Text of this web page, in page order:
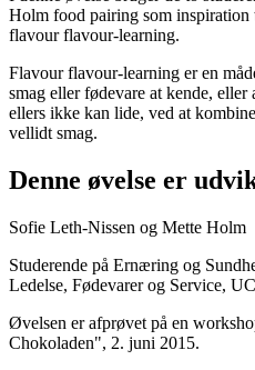
Holm food pairing som inspiration
flavour flavour-learning.
Flavour flavour-learning er en
smag eller fødevare at kende, eller
ellers ikke kan lide, ved at
vellidt smag.
Denne øvelse er
Sofie Leth-Nissen og Mette Holm
Studerende på Ernæring og
Ledelse, Fødevarer og Service,
Øvelsen er afprøvet på en
Chokoladen", 2. juni 2015.